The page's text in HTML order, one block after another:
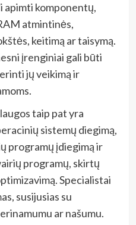
apimti komponentų,
atmintinės,
keitimą ar taisymą.
įrenginiai gali būti
jų veikimą ir
taip pat yra
sistemų diegimą,
programų įdiegimą ir
programų, skirtų
Specialistai
susijusias su
ar našumu.